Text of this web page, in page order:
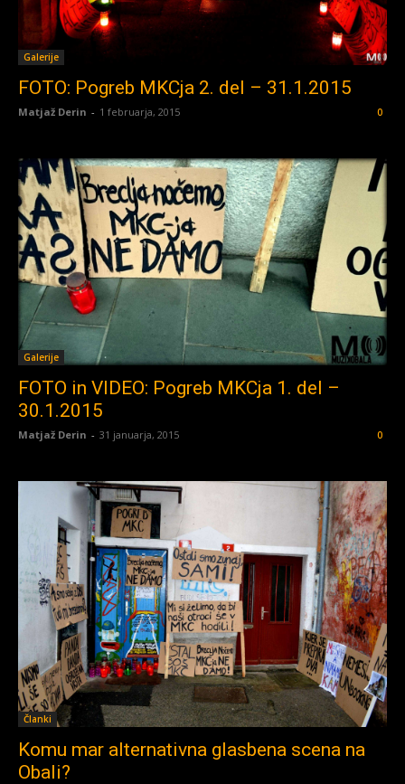
Galerije
FOTO: Pogreb MKCja 2. del – 31.1.2015
Matjaž Derin - 1 februarja, 2015 0
Galerije
FOTO in VIDEO: Pogreb MKCja 1. del –
30.1.2015
Matjaž Derin - 31 januarja, 2015 0
Članki
Komu mar alternativna glasbena scena na
Obali?